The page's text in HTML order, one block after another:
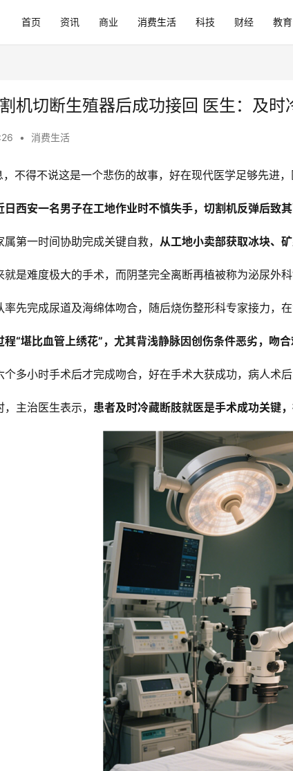
首页 资讯 商业 消费生活 科技 财经 教育
机切断生殖器后成功接回 医生：及时
• 消费生活
不得不说这是一个悲伤的故事，好在现代医学足够先进，
日西安一名男子在工地作业时不慎失手，切割机反弹后致
第一时间协助完成关键自救， 从工地小卖部获取冰块、
就是难度极大的手术，而阴茎完全离断再植被称为泌尿外科
率先完成尿道及海绵体吻合，随后烧伤整形科专家接力，
程“堪比血管上绣花”，尤其背浅静脉因创伤条件恶劣，吻
个多小时手术后才完成吻合，好在手术大获成功，病人术
主治医生表示， 患者及时冷藏断肢就医是手术成功关键